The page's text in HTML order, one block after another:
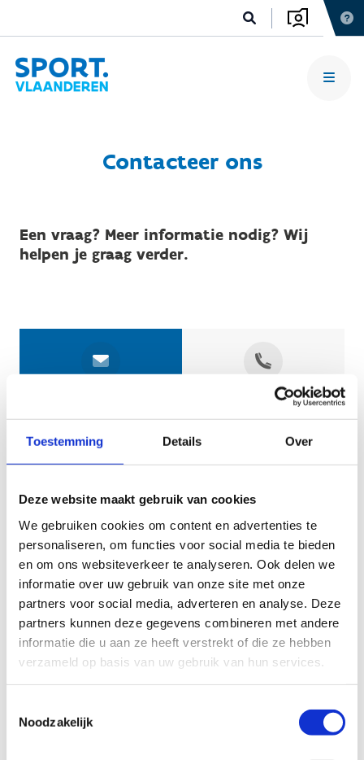
Toestemming Details Over
Deze website maakt gebruik van cookies
We gebruiken cookies om content en advertenties te
personaliseren, om functies voor social media te bieden
en om ons websiteverkeer te analyseren. Ook delen we
informatie over uw gebruik van onze site met onze
partners voor social media, adverteren en analyse. Deze
partners kunnen deze gegevens combineren met andere
informatie die u aan ze heeft verstrekt of die ze hebben
verzameld op basis van uw gebruik van hun services.
Noodzakelijk
Contacteer ons
Een vraag? Meer informatie nodig? Wij
helpen je graag verder.
Geef aan tot welk domein jouw vraag behoort
KIES EEN DOMEIN
Jouw vraag